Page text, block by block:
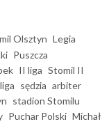
Olsztyn Legia
Puszcza
II liga Stomil II
sędzia arbiter
stadion Stomilu
Puchar Polski Michał